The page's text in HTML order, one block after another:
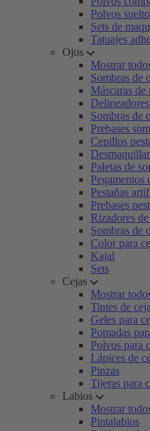
Polvos
Sets de
Tatuajes
Ojos
Mostrar
Sombras de
Máscaras de
Sombras de
Prebases
Cepillos
Paletas de
Pegamentos
Pestañas
Prebases
Rizadores
Sombras de
Color para
Kajal
Sets
Cejas
Mostrar
Tintes de
Geles para
Pomadas
Polvos para
Lápices de
Pinzas
Tijeras para
Labios
Mostrar
Pintalabios